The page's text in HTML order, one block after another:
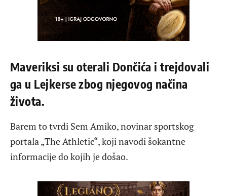
Maveriksi su oterali Dončića i trejdovali
ga u Lejkerse zbog njegovog načina
života.
Barem to tvrdi Sem Amiko, novinar sportskog
portala „The Athletic“, koji navodi šokantne
informacije do kojih je došao.